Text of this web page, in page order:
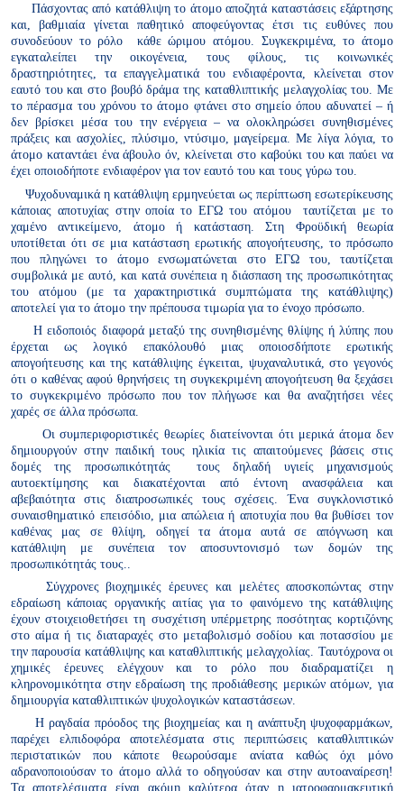
Πάσχοντας από κατάθλιψη το άτομο αποζητά καταστάσεις εξάρτησης
και, βαθμιαία γίνεται παθητικό αποφεύγοντας έτσι τις ευθύνες που
συνοδεύουν το ρόλο
κάθε ώριμου ατόμου. Συγκεκριμένα, το άτομο
εγκαταλείπει την οικογένεια, τους φίλους, τις κοινωνικές
δραστηριότητες, τα επαγγελματικά του ενδιαφέροντα, κλείνεται στον
εαυτό του και στο βουβό δράμα της καταθλιπτικής μελαγχολίας του. Με
το πέρασμα του χρόνου το άτομο φτάνει στο σημείο όπου αδυνατεί – ή
δεν βρίσκει μέσα του την ενέργεια – να ολοκληρώσει συνηθισμένες
πράξεις και ασχολίες, πλύσιμο, ντύσιμο, μαγείρεμα. Με λίγα λόγια, το
άτομο καταντάει ένα άβουλο όν, κλείνεται στο καβούκι του και παύει να
έχει οποιοδήποτε ενδιαφέρον για τον εαυτό του και τους γύρω του.
Ψυχοδυναμικά η κατάθλιψη ερμηνεύεται ως περίπτωση εσωτερίκευσης
κάποιας αποτυχίας στην οποία το ΕΓΩ του ατόμου
ταυτίζεται με το
χαμένο αντικείμενο, άτομο ή κατάσταση. Στη Φροϋδική θεωρία
υποτίθεται ότι σε μια κατάσταση ερωτικής απογοήτευσης, το πρόσωπο
που πληγώνει το άτομο ενσωματώνεται στο ΕΓΩ του, ταυτίζεται
συμβολικά με αυτό, και κατά συνέπεια η διάσπαση της προσωπικότητας
του ατόμου (με τα χαρακτηριστικά συμπτώματα της κατάθλιψης)
αποτελεί για το άτομο την πρέπουσα τιμωρία για το ένοχο πρόσωπο.
Η ειδοποιός διαφορά μεταξύ της συνηθισμένης θλίψης ή λύπης που
έρχεται ως λογικό επακόλουθό μιας οποιοσδήποτε ερωτικής
απογοήτευσης και της κατάθλιψης έγκειται, ψυχαναλυτικά, στο γεγονός
ότι ο καθένας αφού θρηνήσεις τη συγκεκριμένη απογοήτευση θα ξεχάσει
το συγκεκριμένο πρόσωπο που τον πλήγωσε και θα αναζητήσει νέες
χαρές σε άλλα πρόσωπα.
Οι συμπεριφοριστικές θεωρίες διατείνονται ότι μερικά άτομα δεν
δημιουργούν στην παιδική τους ηλικία τις απαιτούμενες βάσεις στις
δομές της προσωπικότητάς
τους δηλαδή υγιείς μηχανισμούς
αυτοεκτίμησης και διακατέχονται από έντονη ανασφάλεια και
αβεβαιότητα στις διαπροσωπικές τους σχέσεις. Ένα συγκλονιστικό
συναισθηματικό επεισόδιο, μια απώλεια ή αποτυχία που θα βυθίσει τον
καθένας μας σε θλίψη, οδηγεί τα άτομα αυτά σε απόγνωση και
κατάθλιψη με συνέπεια τον αποσυντονισμό των δομών της
προσωπικότητάς τους..
Σύγχρονες βιοχημικές έρευνες και μελέτες αποσκοπώντας στην
εδραίωση κάποιας οργανικής αιτίας για το φαινόμενο της κατάθλιψης
έχουν στοιχειοθετήσει τη συσχέτιση υπέρμετρης ποσότητας κορτιζόνης
στο αίμα ή τις διαταραχές στο μεταβολισμό σοδίου και ποτασσίου με
την παρουσία κατάθλιψης και καταθλιπτικής μελαγχολίας. Ταυτόχρονα οι
χημικές έρευνες ελέγχουν και το ρόλο που διαδραματίζει η
κληρονομικότητα στην εδραίωση της προδιάθεσης μερικών ατόμων, για
δημιουργία καταθλιπτικών ψυχολογικών καταστάσεων.
Η ραγδαία πρόοδος της βιοχημείας και η ανάπτυξη ψυχοφαρμάκων,
παρέχει ελπιδοφόρα αποτελέσματα στις περιπτώσεις καταθλιπτικών
περιστατικών που κάποτε θεωρούσαμε ανίατα καθώς όχι μόνο
αδρανοποιούσαν το άτομο αλλά το οδηγούσαν και στην αυτοαναίρεση!
Τα αποτελέσματα είναι ακόμη καλύτερα όταν η ιατροφαρμακευτική